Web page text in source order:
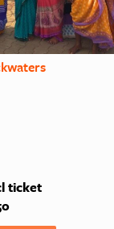
ticket